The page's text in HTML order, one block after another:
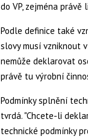
do VP, zejména
Podle definice také
slovy musí vzniknout
nemůže deklarovat
právě tu výrobní
Podmínky splnění
tvrdá. "Chcete-li
technické podmínky